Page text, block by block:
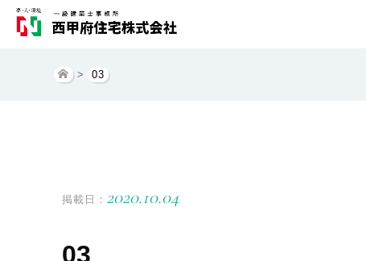
> 03
掲載日： 2020.10.04
03